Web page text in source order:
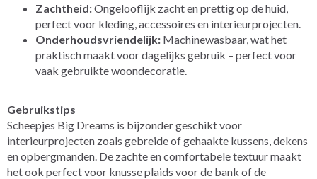
Zachtheid:Ongelooflijk zacht en prettig op de huid,
perfect voor kleding, accessoires en interieurprojecten.
Onderhoudsvriendelijk: Machinewasbaar, wat het
praktisch maakt voor dagelijks gebruik – perfect voor
vaak gebruikte woondecoratie.
Gebruikstips
Scheepjes Big Dreams is bijzonder geschikt voor
interieurprojecten zoals gebreide of gehaakte kussens, dekens
en opbergmanden. De zachte en comfortabele textuur maakt
het ook perfect voor knusse plaids voor de bank of de